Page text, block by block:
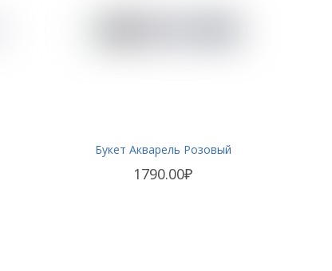
Букет Акварель Розовый
1790.00₽